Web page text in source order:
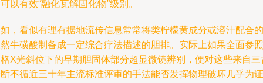
以有效“融化瓦解固化物”级别。
，看似有理有据地流传信息常常将类柠檬黄成分或溶汁配合的
牛磺酸制备成一定综合疗法描述的胆排。实际上如果全面参照
X光斜位下的早期胆固体部分超显微镜辨别，便对这些来自三
不循近三十年主流标准评审的手法能否发挥物理破坏几乎为证